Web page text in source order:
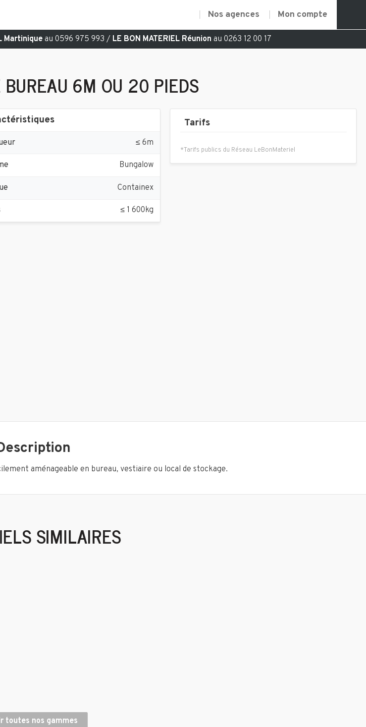
Nos agences Mon compte
Martinique au 0596 975 993 / LE BON MATERIEL Réunion au 0263 12 00 17
6M OU 20 PIEDS
≤ 6m
Bungalow
Containex
≤ 1 600kg
Tarifs
*Tarifs publics du Réseau LeBonMateriel
aménageable en bureau, vestiaire ou local de stockage.
SIMILAIRES
toutes nos gammes